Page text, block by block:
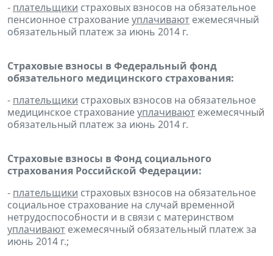
- плательщики страховых взносов на обязательное
пенсионное страхованиеуплачивают ежемесячный
обязательный платеж за июнь 2014 г.
Страховые взносы в Федеральный фонд
обязательного медицинского страхования:
- плательщики страховых взносов на обязательное
медицинское страхованиеуплачивают ежемесячный
обязательный платеж за июнь 2014 г.
Страховые взносы в Фонд социального
страхования Российской Федерации:
- плательщики страховых взносов на обязательное
социальное страхование на случай временной
нетрудоспособности и в связи с материнством
уплачивают ежемесячный обязательный платеж за
июнь 2014 г.;